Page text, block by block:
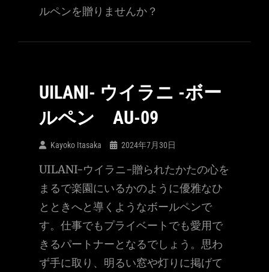
ルペンを贈りませんか？
UILANI- ウイラニ -ボー
ルペン AU-09
Kayoko Itasaka 2024年7月30日
UILANI-ウイラニ-贈られたかたの心を
まるで楽園にいるかのように優雅なひ
とときへと導くようなボールペンで
す。仕事でもプライベートでも愛用で
きるパートナーとなるでしょう。思わ
ず手に取り、明るい窓や灯りに掲げて